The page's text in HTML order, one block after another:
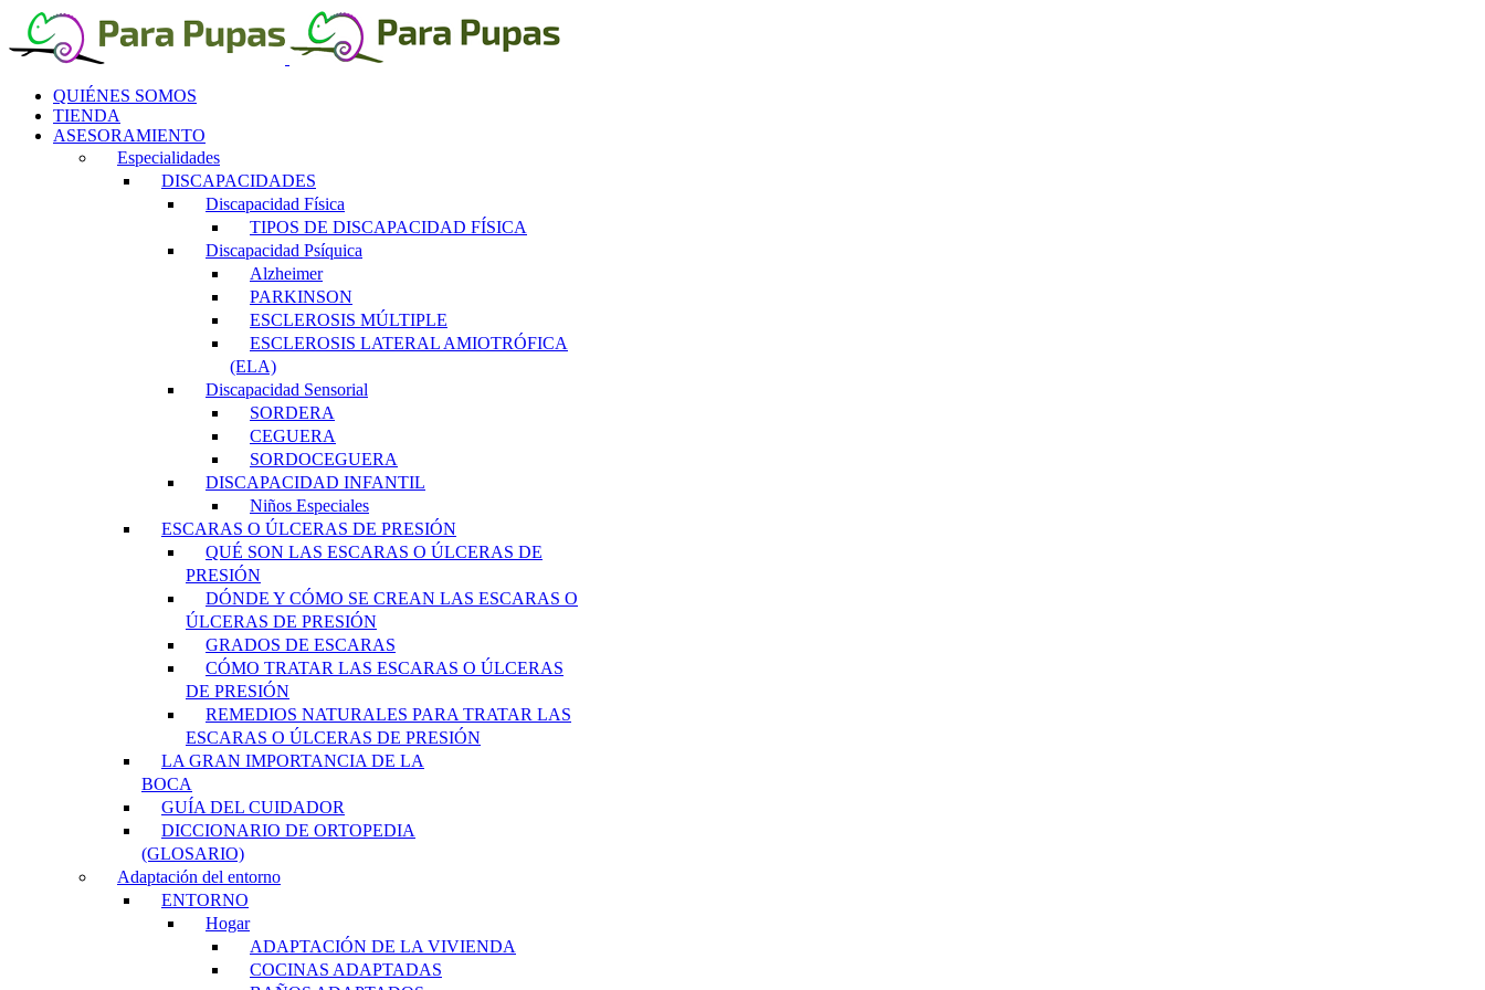
Saltar
contenido
QUIÉNES SOMOS
TIENDA
ASESORAMIENTO
Especialidades
DISCAPACIDADES
Discapacidad Física
TIPOS DE DISCAPACIDAD FÍSICA
Discapacidad Psíquica
Alzheimer
PARKINSON
ESCLEROSIS MÚLTIPLE
ESCLEROSIS LATERAL AMIOTRÓFICA
(ELA)
Discapacidad Sensorial
SORDERA
CEGUERA
SORDOCEGUERA
DISCAPACIDAD INFANTIL
Niños Especiales
ESCARAS O ÚLCERAS DE PRESIÓN
QUÉ SON LAS ESCARAS O ÚLCERAS DE
PRESIÓN
DÓNDE Y CÓMO SE CREAN LAS ESCARAS O
ÚLCERAS DE PRESIÓN
GRADOS DE ESCARAS
CÓMO TRATAR LAS ESCARAS O ÚLCERAS
DE PRESIÓN
REMEDIOS NATURALES PARA TRATAR LAS
ESCARAS O ÚLCERAS DE PRESIÓN
LA GRAN IMPORTANCIA DE LA
BOCA
GUÍA DEL CUIDADOR
DICCIONARIO DE ORTOPEDIA
(GLOSARIO)
Adaptación del entorno
ENTORNO
Hogar
ADAPTACIÓN DE LA VIVIENDA
COCINAS ADAPTADAS